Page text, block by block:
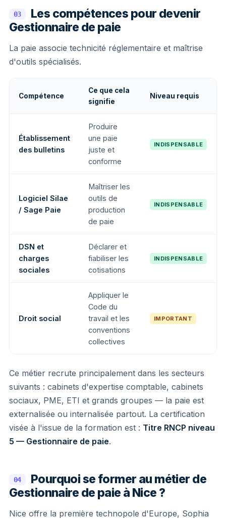
03
Les compétences pour devenir
Gestionnaire de paie
La paie associe technicité réglementaire et maîtrise
d'outils spécialisés.
Compétence
Ce que cela
signifie
Niveau requis
Établissement
des bulletins
Produire
une paie
juste et
conforme
INDISPENSABLE
Logiciel Silae
/ Sage Paie
Maîtriser les
outils de
production
de paie
INDISPENSABLE
DSN et
charges
sociales
Déclarer et
fiabiliser les
cotisations
INDISPENSABLE
Droit social
Appliquer le
Code du
travail et les
conventions
collectives
IMPORTANT
Ce métier recrute principalement dans les secteurs
suivants : cabinets d'expertise comptable, cabinets
sociaux, PME, ETI et grands groupes — la paie est
externalisée ou internalisée partout. La certification
visée à l'issue de la formation est : Titre RNCP niveau
5 — Gestionnaire de paie.
04
Pourquoi se former au métier de
Gestionnaire de paie à Nice ?
Nice offre la première technopole d'Europe, Sophia